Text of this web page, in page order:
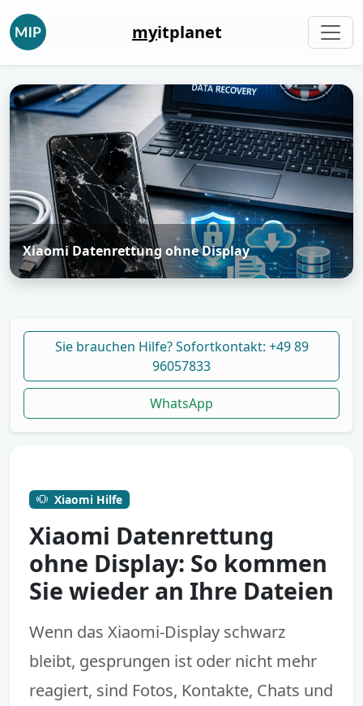
myitplanet
Xiaomi Datenrettung ohne Display
Sie brauchen Hilfe? Sofortkontakt: +49 89
96057833
WhatsApp
Xiaomi Hilfe
Xiaomi Datenrettung
ohne Display: So kommen
Sie wieder an Ihre Dateien
Wenn das Xiaomi-Display schwarz
bleibt, gesprungen ist oder nicht mehr
reagiert, sind Fotos, Kontakte, Chats und